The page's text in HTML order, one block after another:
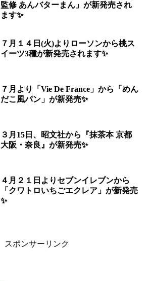
監修 あんバターまん」が新発売され
ます✨
７月１４日(火)よりローソンから桃ス
イーツ3種が新発売されます✨
７月より「Vie De France」から「めん
だこ風パン」が新発売✨
３月15日、昭文社から『抹茶本 京都
大阪・奈良』が新発売✨
４月２１日よりセブンイレブンから
「クワトロいちごエクレア」が新発売
✨
スポンサーリンク